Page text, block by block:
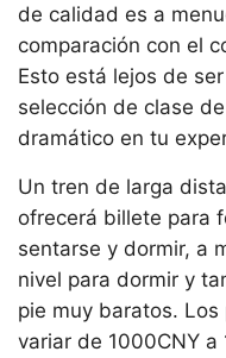
de calidad es a
comparación con el
Esto está lejos de
selección de clase
dramático en tu
Un tren de larga
ofrecerá billete para
sentarse y dormir, a
nivel para dormir y
pie muy baratos.
variar de 1000CNY a